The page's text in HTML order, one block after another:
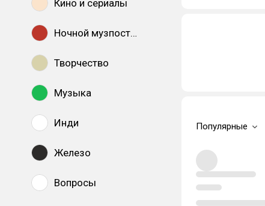
Кино и сериалы
Ночной музпостинг
Творчество
Музыка
Инди
Железо
Вопросы
Популярные